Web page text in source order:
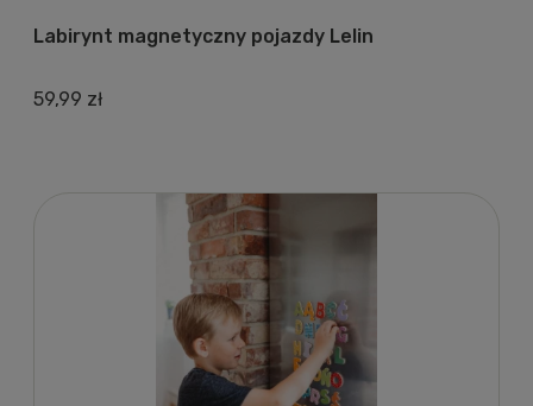
Labirynt magnetyczny pojazdy Lelin
59,99 zł